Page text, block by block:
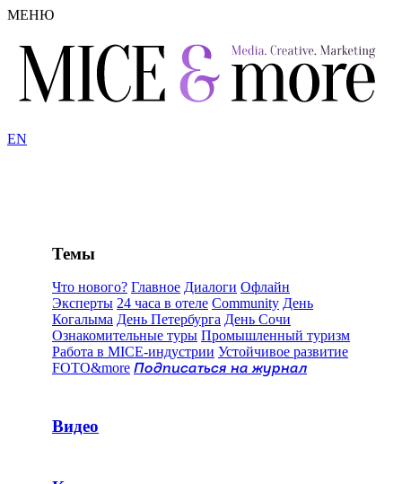
МЕНЮ
EN
Темы
Что нового? Главное Диалоги Офлайн
Эксперты 24 часа в отеле Community День
Когалыма День Петербурга День Сочи
Ознакомительные туры Промышленный туризм
Работа в MICE-индустрии Устойчивое развитие
FOTO&more Подписаться на журнал
Видео